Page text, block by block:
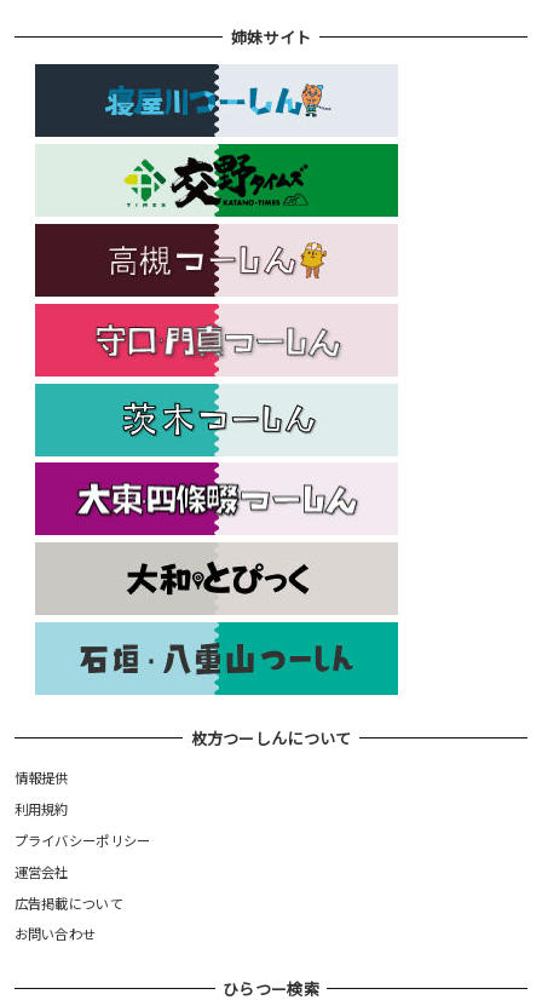
姉妹サイト
枚方つーしんについて
情報提供
利用規約
プライバシーポリシー
運営会社
広告掲載について
お問い合わせ
ひらつー検索